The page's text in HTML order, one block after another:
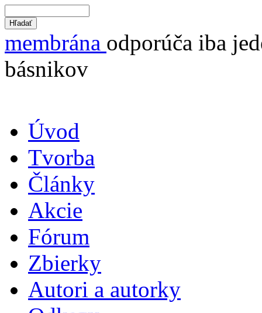
membrána odporúča iba
básnikov
Úvod
Tvorba
Články
Akcie
Fórum
Zbierky
Autori a autorky